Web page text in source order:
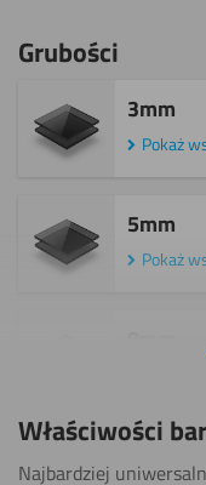
Klejenia
Grubości
3mm
Pokaż
5mm
Pokaż
Właściwości
Najbardziej